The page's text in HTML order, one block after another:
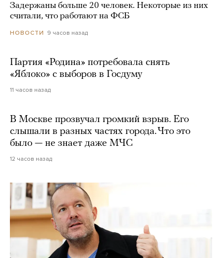
Задержаны больше 20 человек. Некоторые из них
считали, что работают на ФСБ
НОВОСТИ 9 часов назад
Партия «Родина» потребовала снять
«Яблоко» с выборов в Госдуму
11 часов назад
В Москве прозвучал громкий взрыв. Его
слышали в разных частях города. Что это
было — не знает даже МЧС
12 часов назад